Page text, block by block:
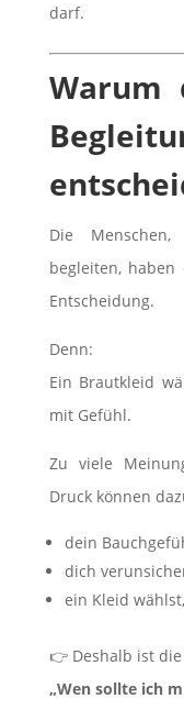
darf.
Warum
Die
begleiten,
Entscheidung.
Denn:
Ein Brautkleid
mit Gefühl.
Zu viele
Druck können
dein
dich
ein Kleid
👉 Deshalb ist
„Wen sollte ich